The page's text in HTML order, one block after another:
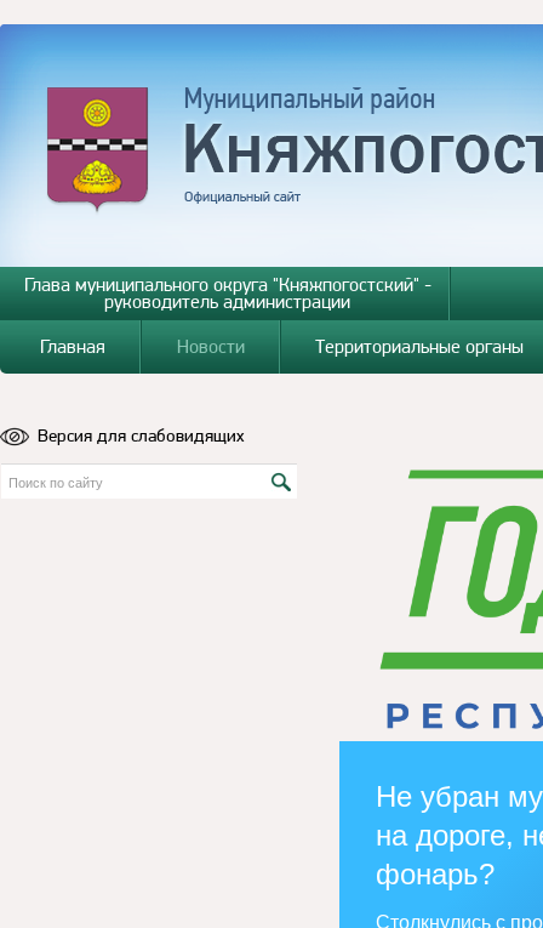
Глава муниципального округа "Княжпогостский" -
руководитель администрации
Главная
Новости Территориальные органы
Версия для слабовидящих
Не убран
на дороге,
фонарь?
Столкнулись с